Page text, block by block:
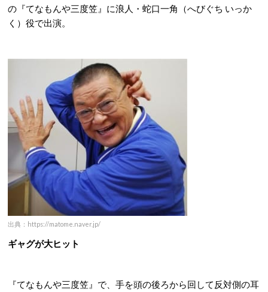
の『てなもんや三度笠』に浪人・蛇口一角（へびぐち いっか
く）役で出演。
出典：https://matome.naver.jp/
ギャグが大ヒット
『てなもんや三度笠』で、手を頭の後ろから回して反対側の耳